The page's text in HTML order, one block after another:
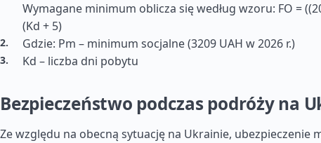
Wymagane minimum oblicza się według wzoru: FO =
(Kd + 5)
Gdzie: Pm – minimum socjalne (3209 UAH w 2026 r.)
Kd – liczba dni pobytu
Bezpieczeństwo podczas podróży na
Ze względu na obecną sytuację na Ukrainie, ubezpieczenie